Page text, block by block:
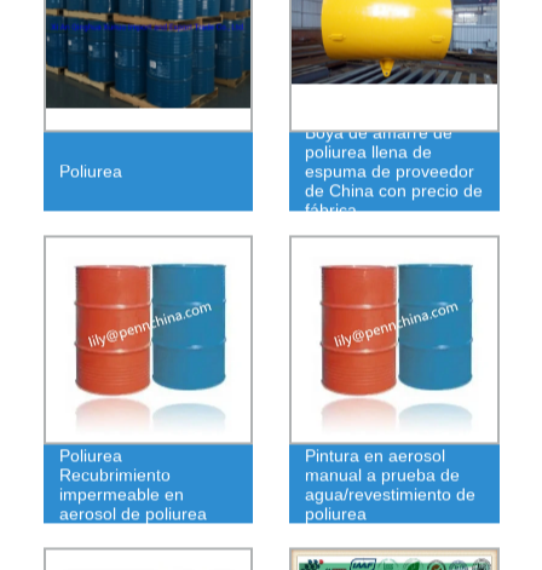
Poliurea
Boya de amarre de
poliurea llena de
espuma de proveedor
de China con precio de
fábrica
Poliurea
Recubrimiento
impermeable en
aerosol de poliurea
Pintura en aerosol
manual a prueba de
agua/revestimiento de
poliurea